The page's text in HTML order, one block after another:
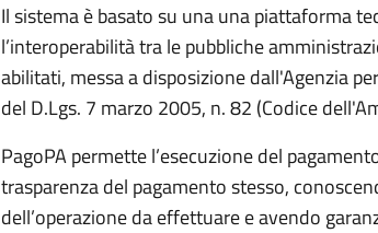
Il sistema è basato su una una piattaforma
l’interoperabilità tra le pubbliche
abilitati, messa a disposizione dall'Agenzia
del D.Lgs. 7 marzo 2005, n. 82 (Codice
PagoPA permette l’esecuzione del
trasparenza del pagamento stesso,
dell’operazione da effettuare e avendo